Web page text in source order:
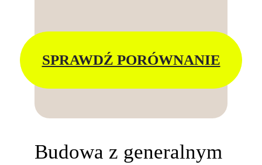
SPRAWDŹ PORÓWNANIE
Budowa z generalnym